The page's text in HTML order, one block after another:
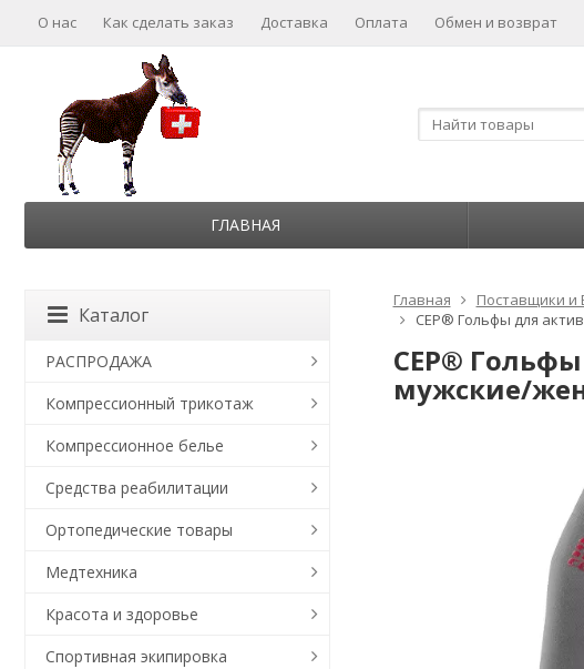
О нас Как сделать заказ Доставка Оплата Обмен и возврат
ГЛАВНАЯ
Главная Поставщики и
CEP® Гольфы для
CEP®
мужские/
Каталог
РАСПРОДАЖА
Компрессионный трикотаж
Компрессионное белье
Средства реабилитации
Ортопедические товары
Медтехника
Красота и здоровье
Спортивная экипировка